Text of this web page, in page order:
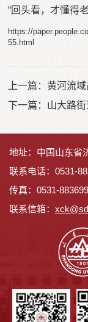
“回头看，才懂得
https://
55.html
上一篇：
下一篇：
地址：中国山东省
联系电话：0531-
传真：0531-
联系信箱： x